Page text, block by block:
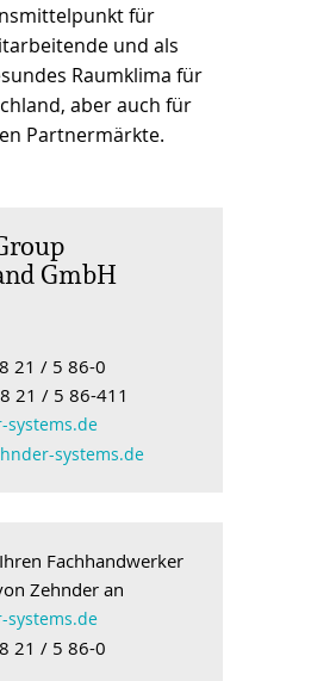
für
und als
Raumklima für
aber auch für
Partnermärkte.
GmbH
21 / 5 86-0
21 / 5 86-411
systems.de
systems.de
Fachhandwerker
Zehnder an
systems.de
21 / 5 86-0